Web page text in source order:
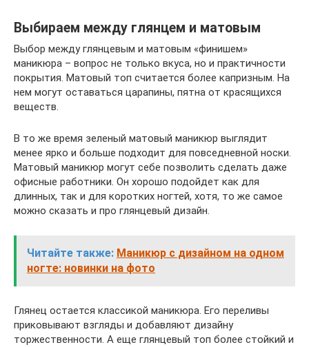
Выбираем между глянцем и матовым
Выбор между глянцевым и матовым «финишем»
маникюра – вопрос не только вкуса, но и практичности
покрытия. Матовый топ считается более капризным. На
нем могут оставаться царапины, пятна от красящихся
веществ.
В то же время зеленый матовый маникюр выглядит
менее ярко и больше подходит для повседневной носки.
Матовый маникюр могут себе позволить сделать даже
офисные работники. Он хорошо подойдет как для
длинных, так и для коротких ногтей, хотя, то же самое
можно сказать и про глянцевый дизайн.
Читайте также: Маникюр с дизайном на одном
ногте: новинки на фото
Глянец остается классикой маникюра. Его переливы
приковывают взгляды и добавляют дизайну
торжественности. А еще глянцевый топ более стойкий и